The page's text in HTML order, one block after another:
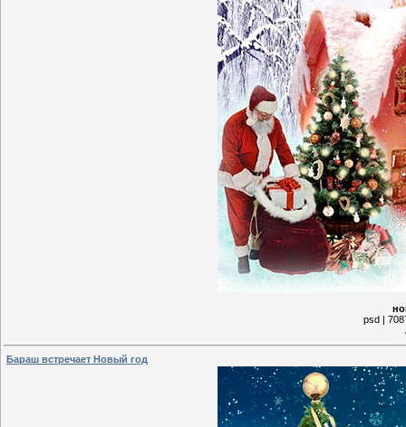
psd |
Бараш встречает Новый год